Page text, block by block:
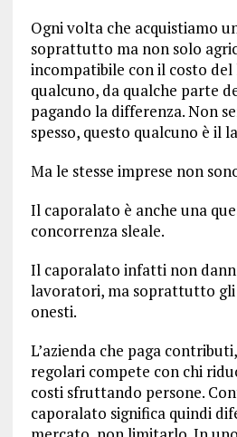
Ogni volta che acquistiamo
soprattutto ma non solo
incompatibile con il costo
qualcuno, da qualche parte
pagando la differenza. Non
spesso, questo qualcuno è il
Ma le stesse imprese non
Il caporalato è anche una
concorrenza sleale.
Il caporalato infatti non
lavoratori, ma soprattutto
onesti.
L’azienda che paga
regolari compete con chi
costi sfruttando persone.
caporalato significa quindi